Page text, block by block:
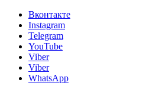
Вконтакте
Instagram
Telegram
YouTube
Viber
Viber
WhatsApp